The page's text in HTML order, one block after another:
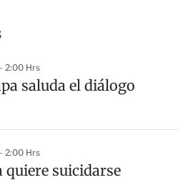
2:00 Hrs
saluda el diálogo
2:00 Hrs
quiere suicidarse